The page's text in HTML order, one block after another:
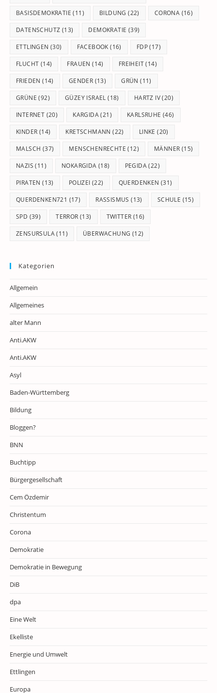
BASISDEMOKRATIE (11) BILDUNG (22) CORONA (16)
DATENSCHUTZ (13) DEMOKRATIE (39)
ETTLINGEN (30) FACEBOOK (16) FDP(17)
FLUCHT (14) FRAUEN (14) FREIHEIT(14)
FRIEDEN (14) GENDER (13) GRÜN (11)
GRÜNE (92) GÜZEY ISRAEL (18) HARTZ IV(20)
INTERNET (20) KARGIDA(21) KARLSRUHE (46)
KINDER (14) KRETSCHMANN (22) LINKE (20)
MALSCH (37) MENSCHENRECHTE (12) MÄNNER (15)
NAZIS (11) NOKARGIDA (18) PEGIDA(22)
PIRATEN (13) POLIZEI (22) QUERDENKEN (31)
QUERDENKEN721 (17) RASSISMUS (13) SCHULE (15)
SPD (39) TERROR (13) TWITTER (16)
ZENSURSULA(11) ÜBERWACHUNG (12)
Kategorien
Allgemein
Allgemeines
alter Mann
Anti.AKW
Anti.AKW
Asyl
Baden-Württemberg
Bildung
Bloggen?
BNN
Buchtipp
Bürgergesellschaft
Cem Özdemir
Christentum
Corona
Demokratie
Demokratie in Bewegung
DiB
dpa
Eine Welt
Ekelliste
Energie und Umwelt
Ettlingen
Europa